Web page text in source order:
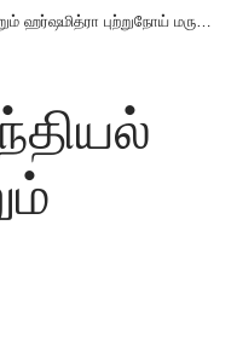
இணைந்து நடத்திய உலக போதைப்பொருள் ஒழிப்பு நாள் கருத்தரங்கம்